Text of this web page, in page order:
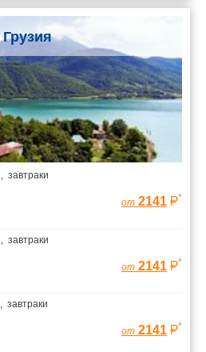
Грузия
, завтраки
от 2141 *
, завтраки
от 2141 *
, завтраки
от 2141 *